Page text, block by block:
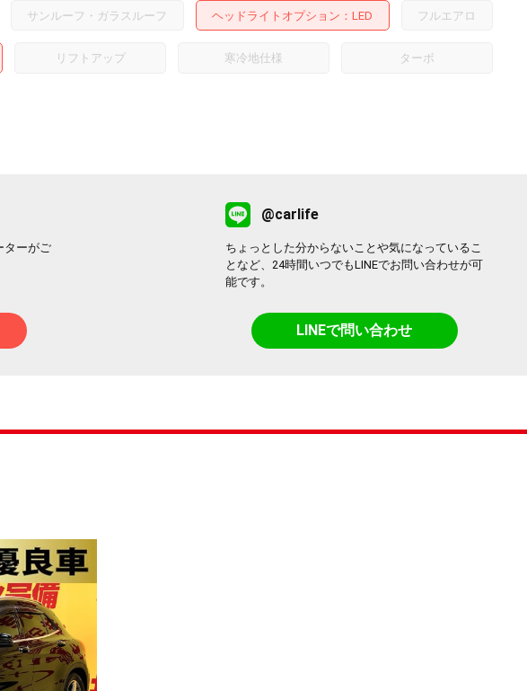
サンルーフ・ガラスルーフ ヘッドライトオプション LED フルエアロ
リフトアップ 寒冷地仕様 ターボ
ターがご
@carlife
ちょっとした分からないことや気になっているこ
となど、24時間いつでもLINEでお問い合わせが可
能です。
LINEで問い合わせ